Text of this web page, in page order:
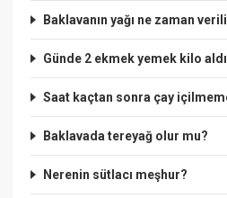
Baklavanın yağı ne zaman
Günde 2 ekmek yemek kilo
Saat kaçtan sonra çay
Baklavada tereyağ olur mu?
Nerenin sütlacı meşhur?